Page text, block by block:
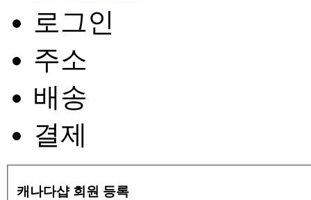
로그인
주소
배송
결제
캐나다샵 회원 등록